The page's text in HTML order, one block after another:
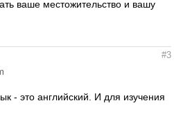
ваше местожительство и вашу
#3
- это английский. И для изучения